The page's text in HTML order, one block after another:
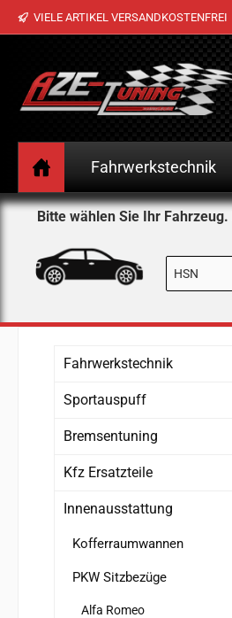
Hauptinhalt springen
Zur Suche springen
Zur Hauptnavigation springen
VIELE ARTIKEL VERSANDKOSTENFREI
Fahrwerkstechnik
Bitte wählen Sie Ihr Fahrzeug.
Fahrwerkstechnik
Sportauspuff
Bremsentuning
Kfz Ersatzteile
Innenausstattung
Kofferraumwannen
PKW Sitzbezüge
Alfa Romeo